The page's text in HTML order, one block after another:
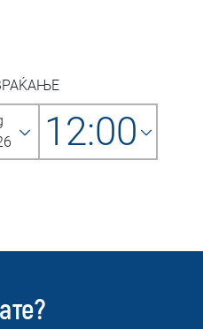
12:00